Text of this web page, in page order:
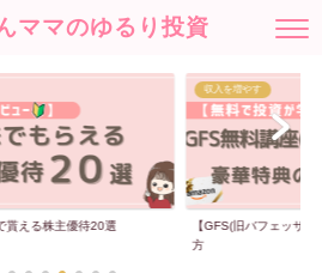
ママのゆるり投資
貰える株主優待20選
収入を増やす
【GFS(旧バフェッサ)
方